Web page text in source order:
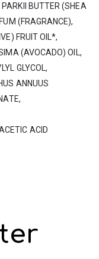
BUTTER (SHEA
(FRAGRANCE),
FRUIT OIL*,
(AVOCADO) OIL,
GLYCOL,
ANNUUS
ACID